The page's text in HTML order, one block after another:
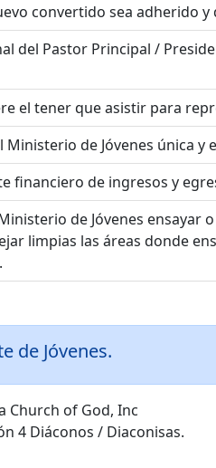
convertido sea adherido
del Pastor Principal /
el tener que asistir para
de Jóvenes única
financiero de ingresos y
de Jóvenes
limpias las áreas donde
de Jóvenes.
Church of God, Inc
4 Diáconos / Diaconisas.